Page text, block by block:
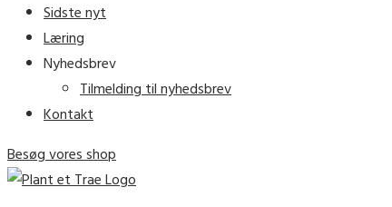
Sidste nyt
Læring
Nyhedsbrev
Tilmelding til nyhedsbrev
Kontakt
Besøg vores shop